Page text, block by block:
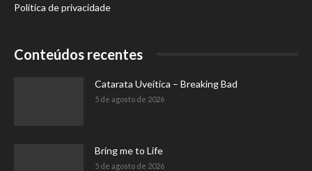
Política de privacidade
Conteúdos recentes
Catarata Uveítica – Breaking Bad
5 de agosto de 2026
Bring me to Life
5 de agosto de 2026